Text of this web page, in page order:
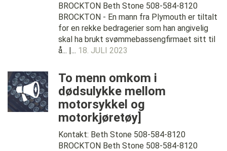
BROCKTON Beth Stone 508-584-8120
BROCKTON - En mann fra Plymouth er tiltalt
for en rekke bedragerier som han angivelig
skal ha brukt svømmebassengfirmaet sitt til
å... |... 18. JULI 2023
To menn omkom i
dødsulykke mellom
motorsykkel og
motorkjøretøy]
Kontakt: Beth Stone 508-584-8120
BROCKTON Beth Stone 508-584-8120